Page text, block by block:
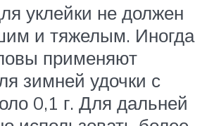
уклейки не должен
и тяжелым. Иногда
применяют
зимней удочки с
0,1 г. Для дальней